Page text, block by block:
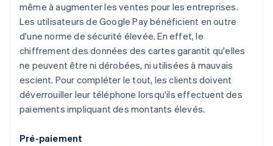
même à augmenter les ventes pour les entreprises.
Les utilisateurs de Google Pay bénéficient en outre
d'une norme de sécurité élevée. En effet, le
chiffrement des données des cartes garantit qu'elles
ne peuvent être ni dérobées, ni utilisées à mauvais
escient. Pour compléter le tout, les clients doivent
déverrouiller leur téléphone lorsqu'ils effectuent des
paiements impliquant des montants élevés.
Pré-paiement